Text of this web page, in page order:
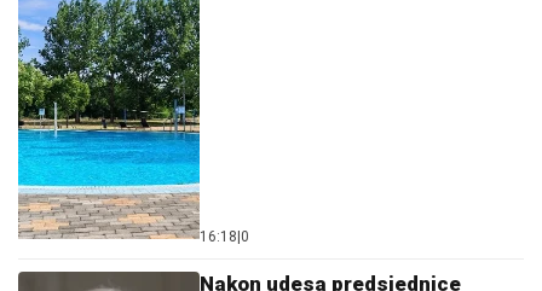
16:18 0
Nakon udesa predsjednice